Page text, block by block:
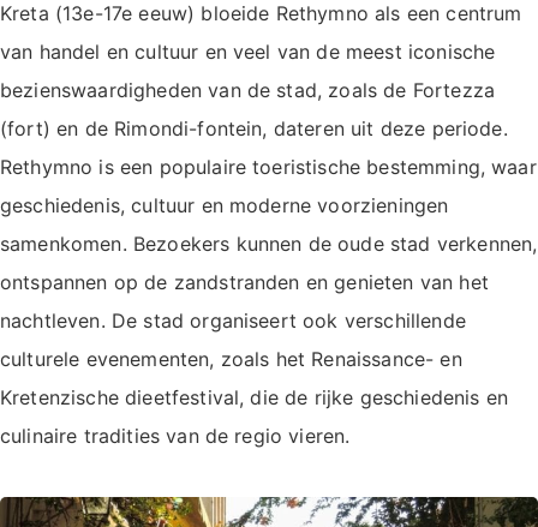
Kreta (13e-17e eeuw) bloeide Rethymno als een centrum
van handel en cultuur en veel van de meest iconische
bezienswaardigheden van de stad, zoals de Fortezza
(fort) en de Rimondi-fontein, dateren uit deze periode.
Rethymno is een populaire toeristische bestemming, waar
geschiedenis, cultuur en moderne voorzieningen
samenkomen. Bezoekers kunnen de oude stad verkennen,
ontspannen op de zandstranden en genieten van het
nachtleven. De stad organiseert ook verschillende
culturele evenementen, zoals het Renaissance- en
Kretenzische dieetfestival, die de rijke geschiedenis en
culinaire tradities van de regio vieren.